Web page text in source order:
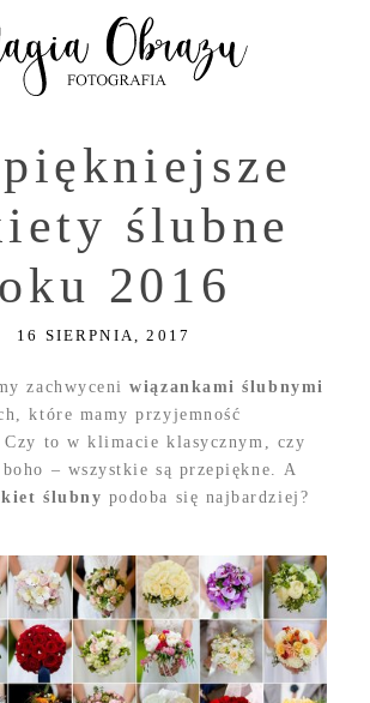
ślubne
2016
16 SIERPNIA, 2017
zachwyceniwiązankami ślubnymi
które mamy przyjemność
to w klimacie klasycznym, czy
– wszystkie są przepiękne. A
ślubny podoba się najbardziej?